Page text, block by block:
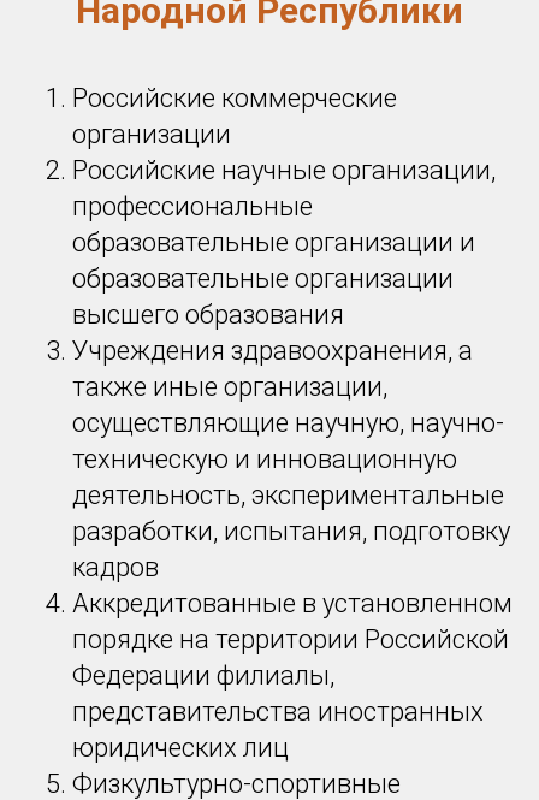
Народной Республики
Российские коммерческие
организации
Российские научные организации,
профессиональные
образовательные организации и
образовательные организации
высшего образования
Учреждения здравоохранения, а
также иные организации,
осуществляющие научную, научно-
техническую и инновационную
деятельность, экспериментальные
разработки, испытания, подготовку
кадров
Аккредитованные в установленном
порядке на территории Российской
Федерации филиалы,
представительства иностранных
юридических лиц
Физкультурно-спортивные